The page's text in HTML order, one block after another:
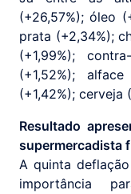
(+26,57%); óleo
prata (+2,34%);
(+1,99%);
(+1,52%);
(+1,42%); cerveja
Resultado
supermercadista
A quinta
importância